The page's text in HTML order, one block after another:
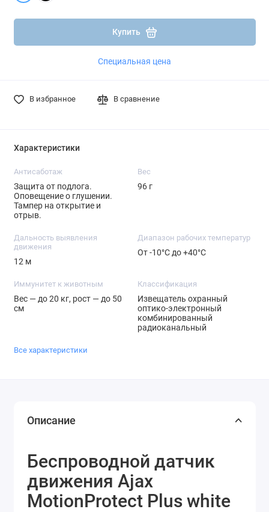
Купить
Специальная цена
В избранное В сравнение
Характеристики
Антисаботаж
Защита от подлога.
Оповещение о глушении.
Тампер на открытие и
отрыв.
Вес
96 г
Дальность выявления
движения
12 м
Диапазон рабочих температур
От -10°С до +40°С
Иммунитет к животным
Вес — до 20 кг, рост — до 50
см
Классификация
Извещатель охранный
оптико-электронный
комбинированный
радиоканальный
Все характеристики
Описание
Беспроводной датчик
движения Ajax
MotionProtect Plus white